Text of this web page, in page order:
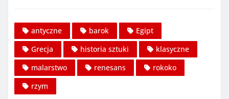
antyczne barok
Egipt
Grecja
historia sztuki
klasyczne
malarstwo
renesans
rokoko
rzym